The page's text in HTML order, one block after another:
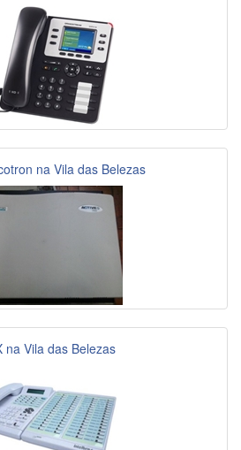
na Vila das Belezas
na Vila das Belezas